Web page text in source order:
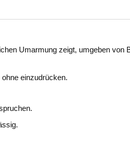
Umarmung zeigt, umgeben von
einzudrücken.